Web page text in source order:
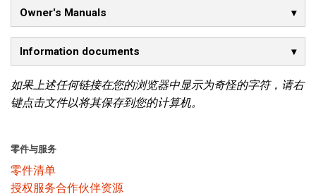
Owner's Manuals
Information documents
如果上述任何链接在您的浏览器中显示为奇怪的字符，请右
键点击文件以将其保存到您的计算机。
零件与服务
零件清单
授权服务合作伙伴资源